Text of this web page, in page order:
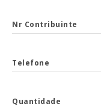
Nr Contribuinte
Telefone
Quantidade